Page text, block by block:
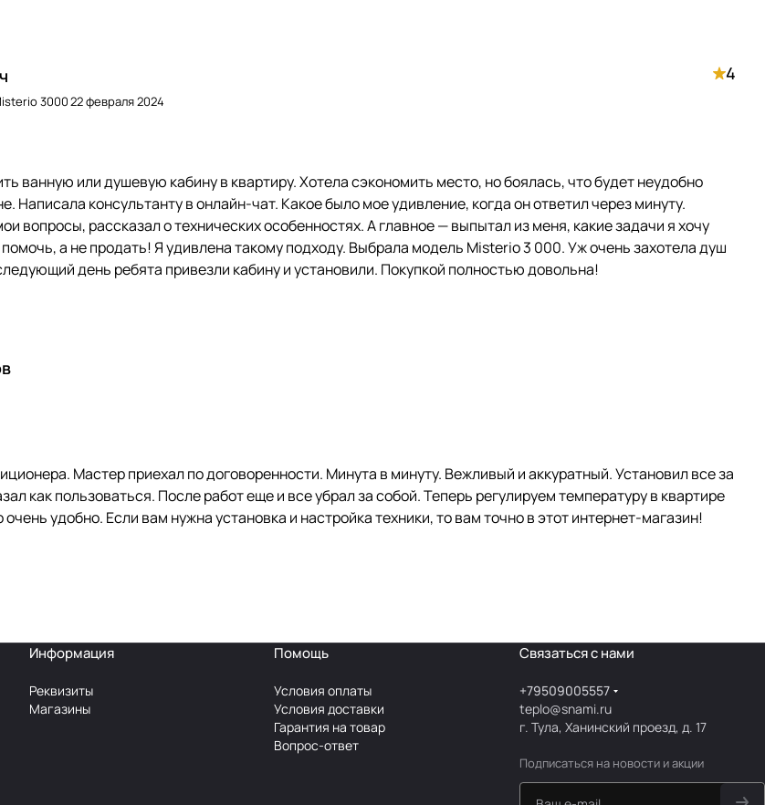
300022 февраля 2024
4
ванную или душевую кабину в квартиру. Хотела сэкономить место, но боялась, что будет неудобно
Написала консультанту в онлайн-чат. Какое было мое удивление, когда он ответил через минуту.
вопросы, рассказал о технических особенностях. А главное — выпытал из меня, какие задачи я хочу
а не продать! Я удивлена такому подходу. Выбрала модель Misterio 3 000. Уж очень захотела душ
день ребята привезли кабину и установили. Покупкой полностью довольна!
Мастер приехал по договоренности. Минута в минуту. Вежливый и аккуратный. Установил все за
как пользоваться. После работ еще и все убрал за собой. Теперь регулируем температуру в квартире
удобно. Если вам нужна установка и настройка техники, то вам точно в этот интернет-магазин!
Информация
Реквизиты
Магазины
Помощь
Условия оплаты
Условия доставки
Гарантия на товар
Вопрос-ответ
Связаться с нами
+79509005557
teplo@snami.ru
г. Тула, Ханинский проезд, д. 17
Подписаться на новости и акции